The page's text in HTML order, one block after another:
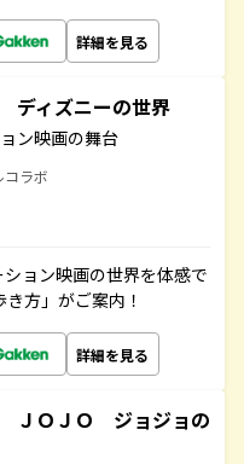
詳細を見る
ディズニーの世界
ン映画の舞台
コラボ
ション映画の世界を体感で
方」がご案内！
詳細を見る
ＪＯＪＯ ジョジョの